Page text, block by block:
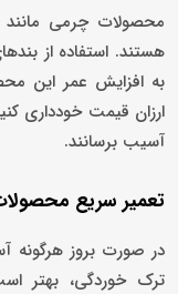
محصولات چرمی مانند
هستند. استفاده از
به افزایش عمر این
ارزان‌ قیمت خودداری
آسیب برسانند.
تعمیر سریع
در صورت بروز هرگونه
ترک خوردگی، بهتر